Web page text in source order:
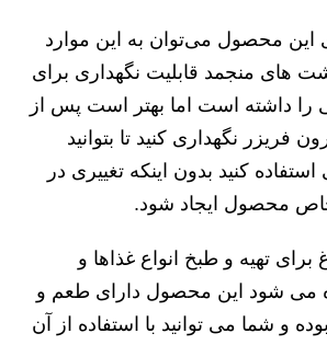
این محصول می‌توان به این موارد
های منجمد قابلیت نگهداری برای
را داشته است اما بهتر است پس از
فریزر نگهداری کنید تا بتوانید
کنید بدون اینکه تغییری در
محصول ایجاد شود.
تهیه و طبخ انواع غذاها و
می شود این محصول دارای طعم و
و شما می توانید با استفاده از آن